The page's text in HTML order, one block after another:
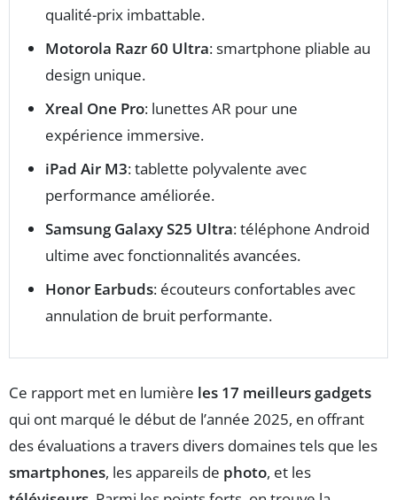
qualité-prix imbattable.
Motorola Razr 60 Ultra: smartphone pliable au
design unique.
Xreal One Pro: lunettes AR pour une
expérience immersive.
iPad Air M3: tablette polyvalente avec
performance améliorée.
Samsung Galaxy S25 Ultra: téléphone Android
ultime avec fonctionnalités avancées.
Honor Earbuds: écouteurs confortables avec
annulation de bruit performante.
Ce rapport met en lumière les 17 meilleurs gadgets
qui ont marqué le début de l’année 2025, en offrant
des évaluations a travers divers domaines tels que les
smartphones, les appareils de photo, et les